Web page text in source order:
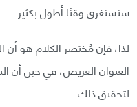
ستستغرق وقتًا أطول بكثير.
لذا، فإن مُختصر الكلام هو أن
العنوان العريض، في حين أن
لتحقيق ذلك.